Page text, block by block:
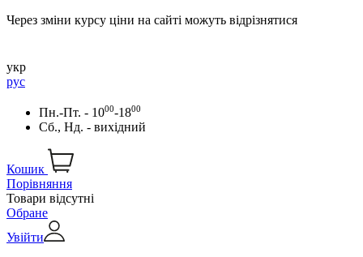
Через зміни курсу ціни на сайті можуть відрізнятися
укр
рус
Пн.-Пт. - 1000-1800
Сб., Нд. - вихідний
Кошик
Порівняння
Товари відсутні
Обране
Увійти